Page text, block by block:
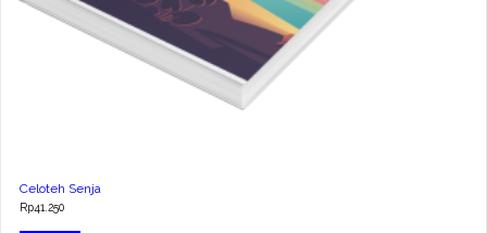
Celoteh Senja
Rp41.250